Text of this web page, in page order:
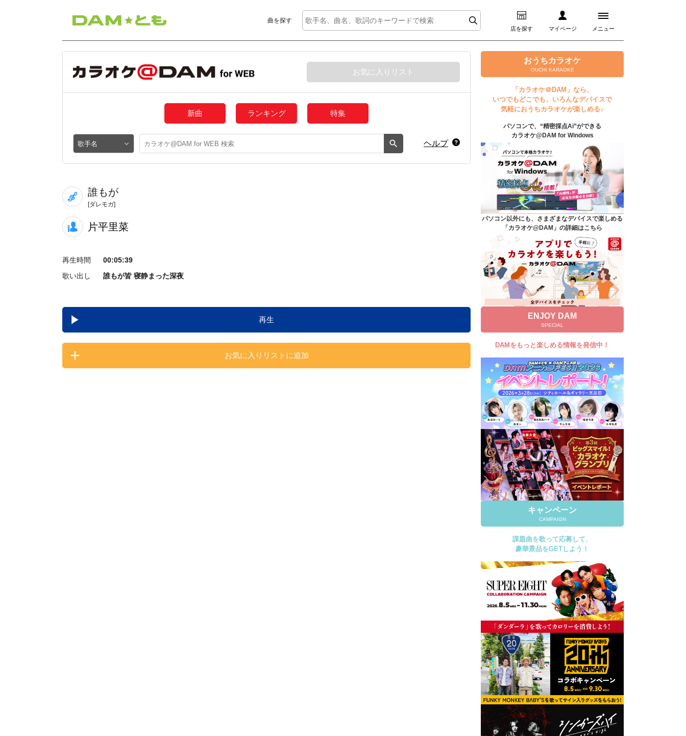
曲を探す
店を探す マイページ メニュー
ログイン
マイページ
プレミアムサービス
DAM★とも動画
DAM★とも録音
カラオケ＠DAM
ユーザー検索
キャンペーン
よくあるご質問
DAMの新曲・ランキングなど
カラオケ最新情報をチェック！
自宅でカラオケ歌い放題！
家族や友達と一緒に！練習にも！
お気に入りリスト
新曲 ランキング 特集
ヘルプ
誰もが
[ダレモガ]
片平里菜
再生時間
00:05:39
歌い出し
誰もが皆 寝静まった深夜
再生
お気に入りリストに追加
おうちカラオケ
OUCHI KARAOKE
「カラオケ＠DAM」なら、
いつでもどこでも、いろんなデバイスで
気軽におうちカラオケが楽しめる♪
パソコンで、“精密採点Ai”ができる
カラオケ@DAM for Windows
パソコン以外にも、さまざまなデバイスで楽しめる
「カラオケ@DAM」の詳細はこちら
ENJOY DAM
SPECIAL
DAMをもっと楽しめる情報を発信中！
キャンペーン
CAMPAIGN
課題曲を歌って応募して、
豪華景品をGETしよう！